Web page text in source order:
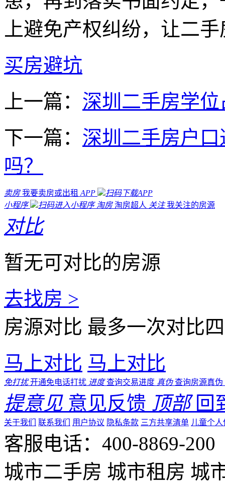
上避免产权纠纷，让二
买房避坑
上一篇： 深圳二手房学
下一篇： 深圳二手房户
吗？
卖房 我要卖房或出租 APP
扫码下载APP
小程序
扫码进入小程序 淘房 淘房超人 关注 我关注的房源
对比
暂无可对比的房源
去找房 >
房源对比 最多一次对比
马上对比 马上对比
免打扰 开通免电话打扰 进度 查询交易进度 真伪 查询房源真伪
提意见 意见反馈 顶部 回
关于我们 联系我们 用户协议 隐私条款 三方共享清单 儿童个
客服电话：400-8869-200
城市二手房 城市租房 城